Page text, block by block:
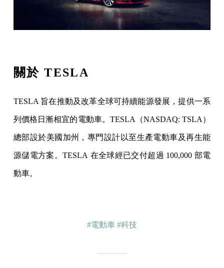
關於 TESLA
TESLA 旨在推動及改革全球可持續能源發展，提供一系
列價格日漸相宜的電動車。TESLA（NASDAQ: TSLA）
總部設於美國加州，專門設計以至生產電動車及再生能
源儲電方案。TESLA 在全球經已交付超過 100,000 部電
動車。
#電動車 #科技